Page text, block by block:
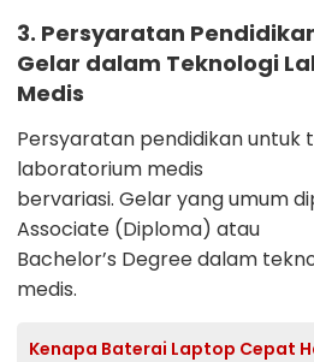
3. Persyaratan
Gelar dalam Teknologi
Medis
Persyaratan pendidikan untuk
laboratorium medis
bervariasi. Gelar yang umum
Associate (Diploma) atau
Bachelor’s Degree dalam
medis.
Kenapa Baterai Laptop Cepat